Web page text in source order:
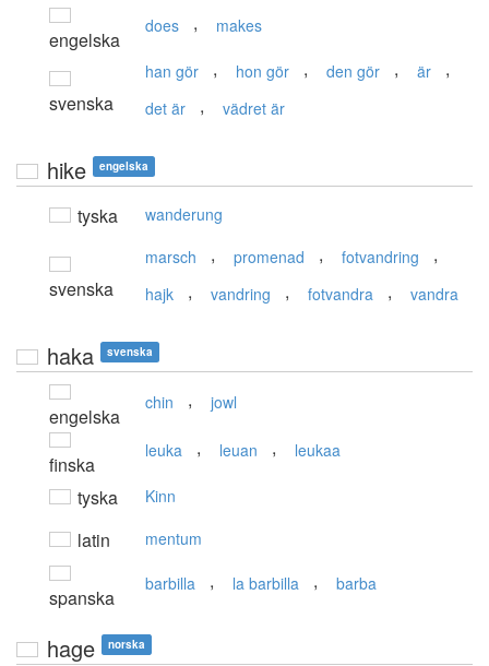
engelska
does , makes
svenska
han gör , hon gör , den gör , är ,
det är , vädret är
hike engelska
tyska wanderung
svenska
marsch , promenad , fotvandring ,
hajk , vandring , fotvandra , vandra
haka svenska
engelska
chin , jowl
finska
leuka , leuan , leukaa
tyska Kinn
latin mentum
spanska
barbilla , la barbilla , barba
hage norska